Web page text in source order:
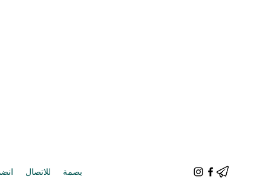
للاتصال بصمة